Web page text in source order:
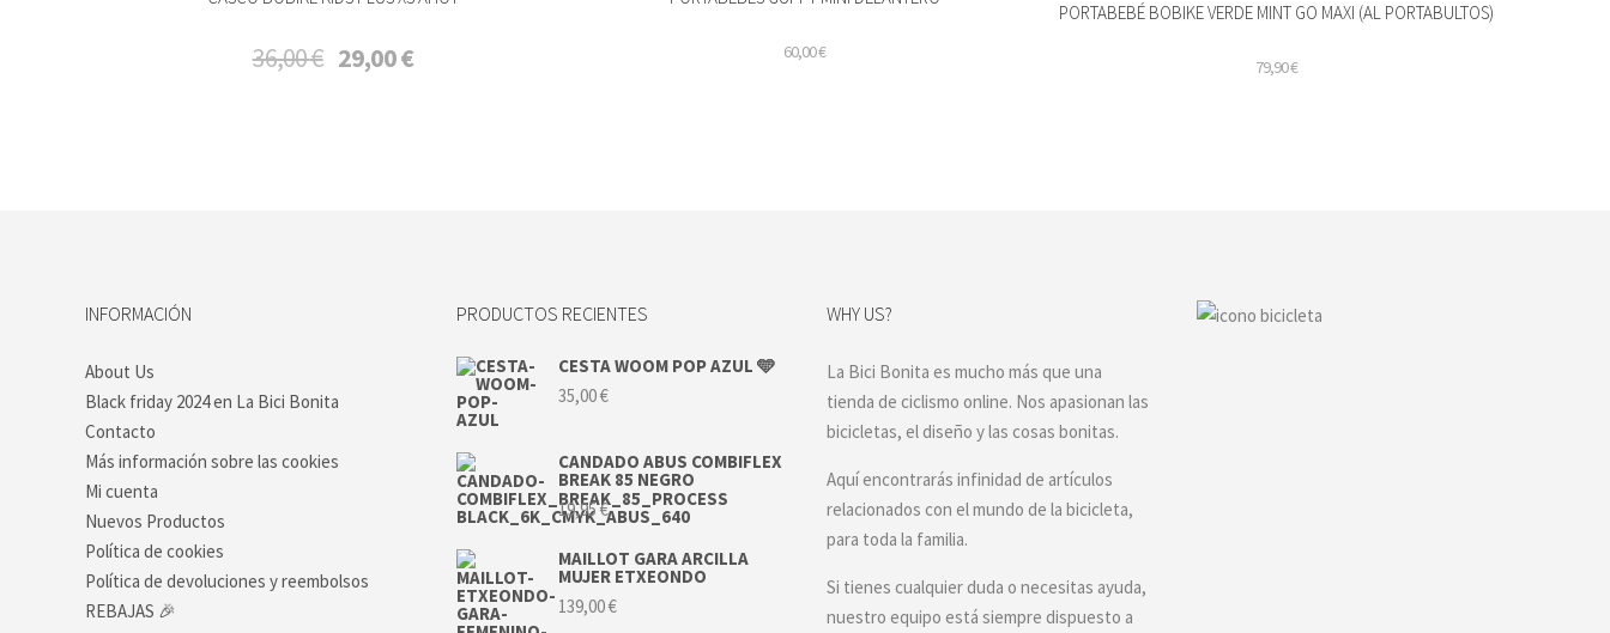
36,00€ precio
29,00€El
precio
60,00€
PORTABEBÉ BOBIKE VERDE MINT GO MAXI (AL PORTABULTOS)
79,90€
INFORMACIÓN
About Us
Black friday 2024 en La Bici Bonita
Contacto
Más información sobre las cookies
Mi cuenta
Nuevos Productos
Política de cookies
Política de devoluciones y reembolsos
REBAJAS 🎉
PRODUCTOS RECIENTES
CESTA WOOM POP AZUL 🩵
35,00€
CANDADO ABUS COMBIFLEX
BREAK 85 NEGRO
19,95€
MAILLOT GARA ARCILLA
MUJER ETXEONDO
139,00€
WHY US?
La Bici Bonita es mucho más que una
tienda de ciclismo online. Nos apasionan las
bicicletas, el diseño y las cosas bonitas.
Aquí encontrarás infinidad de artículos
relacionados con el mundo de la bicicleta,
para toda la familia.
Si tienes cualquier duda o necesitas ayuda,
nuestro equipo está siempre dispuesto a